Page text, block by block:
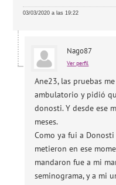
03/03/2020 a las 19:22
Nago87
Ver perfil
Ane23, las pruebas
ambulatorio y pidió
donosti. Y desde ese
meses.
Como ya fui a
metieron en ese
mandaron fue a mi
seminograma, y a mi